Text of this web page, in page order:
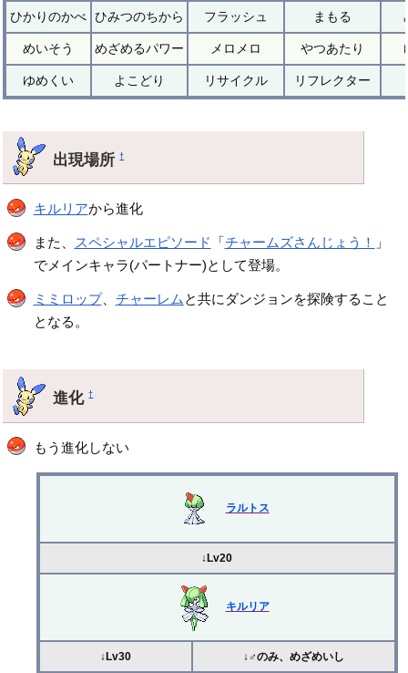
ひかりのかべ ひみつのちから フラッシュ まもる
めいそう めざめるパワー メロメロ やつあたり
ゆめくい よこどり リサイクル リフレクター
出現場所†
キルリアから進化
また、 スペシャルエピソード 「チャームズさんじょう！
」
でメインキャラ(パートナー)として登場。
ミミロップ、 チャーレム と共にダンジョンを探険すること
となる。
進化†
もう進化しない
ラルトス
↓Lv20
キルリア
↓Lv30 ↓♂のみ、めざめいし